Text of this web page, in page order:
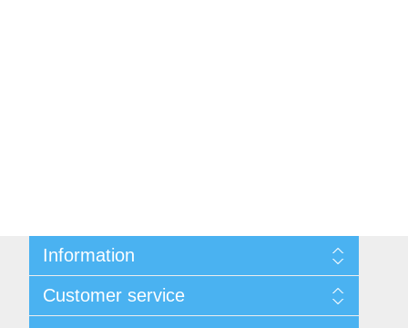
Information
Thông tin liên hệ
Thương Hiệu
Customer service